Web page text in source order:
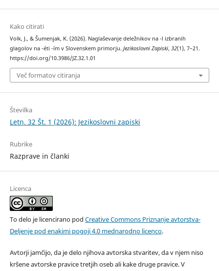
Kako citirati
Volk, J., & Šumenjak, K. (2026). Naglaševanje deležnikov na -l izbranih
glagolov na -éti -ím v Slovenskem primorju. Jezikoslovni Zapiski, 32(1), 7–21.
https://doi.org/10.3986/JZ.32.1.01
Več formatov citiranja
Številka
Letn. 32 Št. 1 (2026): Jezikoslovni zapiski
Rubrike
Razprave in članki
Licenca
To delo je licencirano pod Creative Commons Priznanje avtorstva-
Deljenje pod enakimi pogoji 4.0 mednarodno licenco.
Avtorji jamčijo, da je delo njihova avtorska stvaritev, da v njem niso
kršene avtorske pravice tretjih oseb ali kake druge pravice. V